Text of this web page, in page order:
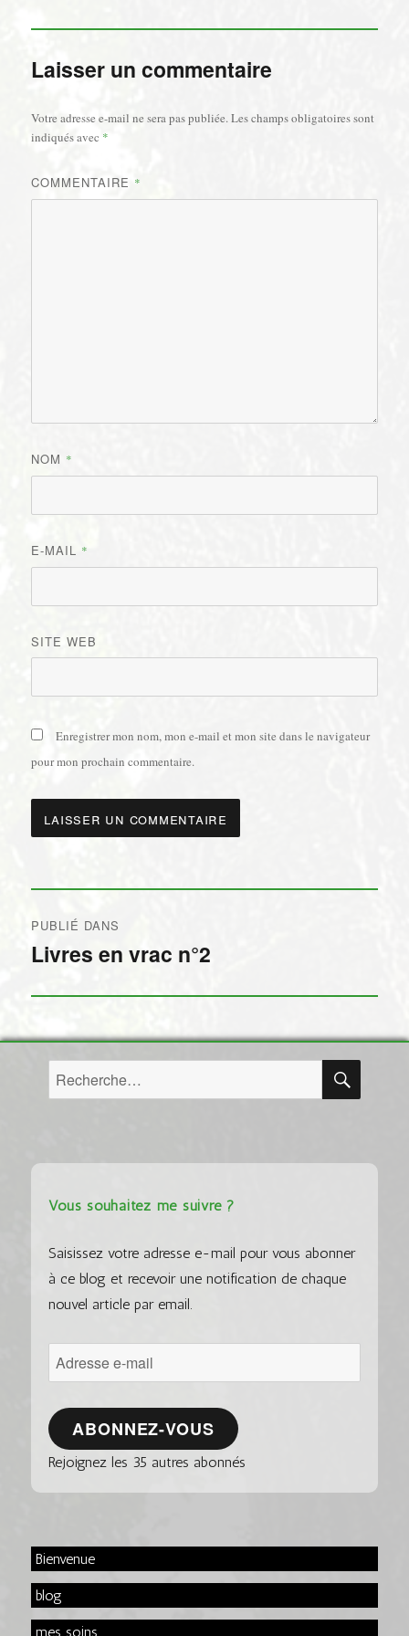
Laisser un commentaire
Votre adresse e-mail ne sera pas publiée.Les champs obligatoires sont
indiqués avec *
COMMENTAIRE *
NOM *
E-MAIL *
SITE WEB
Enregistrer mon nom, mon e-mail et mon site dans le navigateur
pour mon prochain commentaire.
de
PUBLIÉ DANS
Livres en vrac n°2
Vous souhaitez me suivre ?
Saisissez votre adresse e-mail pour vous abonner
à ce blog et recevoir une notification de chaque
nouvel article par email.
Adresse
e-
mail
ABONNEZ-VOUS
Rejoignez les 35 autres abonnés
Bienvenue
blog
mes soins